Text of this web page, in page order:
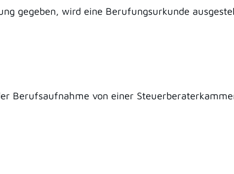
gegeben, wird eine Berufungsurkunde
Berufsaufnahme von einer